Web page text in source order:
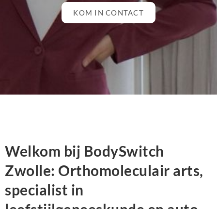
KOM IN CONTACT
Welkom bij BodySwitch
Zwolle: Orthomoleculair arts,
specialist in